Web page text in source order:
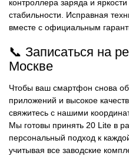
контроллера заряда и
стабильности. Исправная
вместе с официальным
📞 Записаться на
Москве
Чтобы ваш смартфон снова
приложений и высокое
свяжитесь с нашими
Мы готовы принять 20 Lite в
персональный подход к
учитывая все заводские